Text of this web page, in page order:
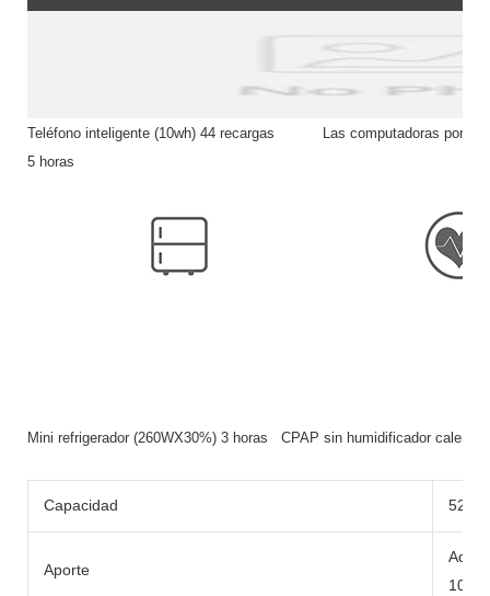
Teléfono inteligente (10wh) 44 recargas Las computadoras
5 horas
Mini refrigerador (260WX30%) 3 horas CPAP sin humidificador
Capacidad
Aporte